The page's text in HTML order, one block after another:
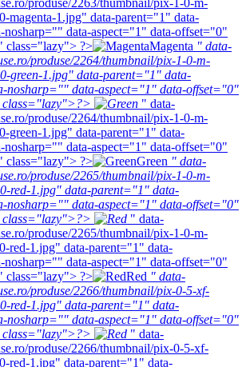
produse/2263/thumbnail/pix-1-0-m-
magenta-1.jpg" data-parent="1" data-
data-aspect="1" data-offset="0"
class="lazy"> ?>
Magenta " data-
produse/2264/thumbnail/pix-1-0-m-
green-1.jpg" data-parent="1" data-
nosharp="" data-aspect="1" data-offset="0"
class="lazy">?>
" data-
produse/2264/thumbnail/pix-1-0-m-
green-1.jpg" data-parent="1" data-
data-aspect="1" data-offset="0"
class="lazy"> ?>
Green " data-
produse/2265/thumbnail/pix-1-0-m-
red-1.jpg" data-parent="1" data-
nosharp="" data-aspect="1" data-offset="0"
class="lazy">?>
" data-
produse/2265/thumbnail/pix-1-0-m-
red-1.jpg" data-parent="1" data-
data-aspect="1" data-offset="0"
class="lazy"> ?>
Red " data-
produse/2266/thumbnail/pix-0-5-xf-
red-1.jpg" data-parent="1" data-
nosharp="" data-aspect="1" data-offset="0"
class="lazy">?>
" data-
produse/2266/thumbnail/pix-0-5-xf-
red-1.jpg" data-parent="1" data-